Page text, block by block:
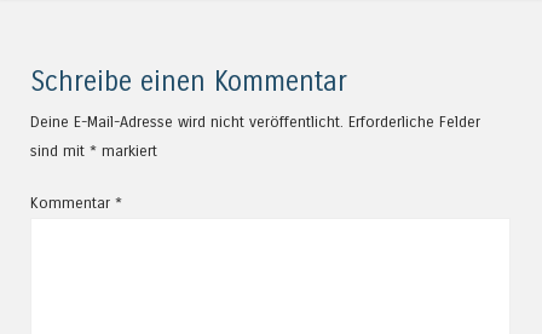
Schreibe einen Kommentar
Deine E-Mail-Adresse wird nicht veröffentlicht. Erforderliche Felder
sind mit * markiert
Kommentar *